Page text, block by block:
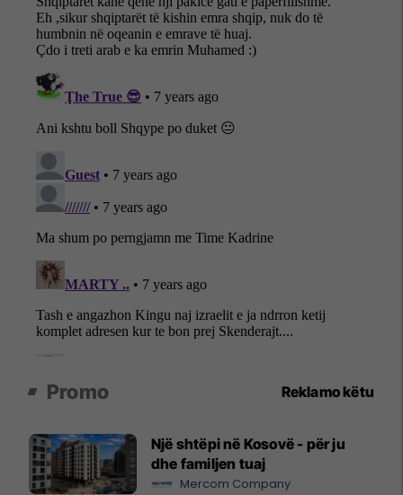
Promo Reklamo këtu
Një shtëpi në Kosovë - për ju
dhe familjen tuaj
Mercom Company